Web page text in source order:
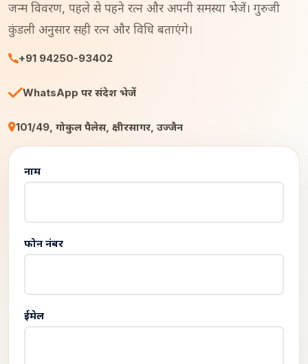
जन्म विवरण, पहले से पहने रत्न और अपनी समस्या भेजें। गुरुजी
कुंडली अनुसार सही रत्न और विधि बताएंगे।
+91 94250-93402
WhatsApp पर संदेश भेजें
101/49, गोकुल पैलेस, क्षीरसागर, उज्जैन
नाम
फोन नंबर
ईमेल